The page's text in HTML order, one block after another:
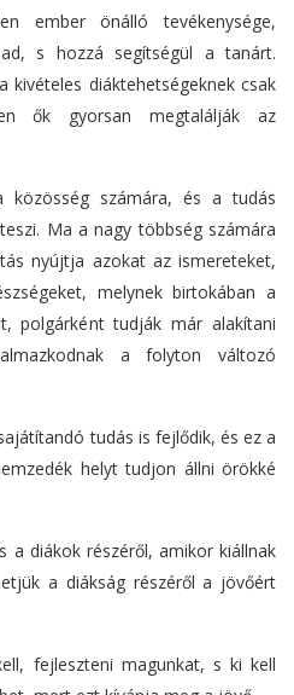
ember önálló tevékenysége,
s hozzá segítségül a tanárt.
kivételes diáktehetségeknek csak
ők gyorsan megtalálják az
számára, és a tudás
Ma a nagy többség számára
nyújtja azokat az ismereteket,
melynek birtokában a
polgárként tudják már alakítani
a folyton változó
tudás is fejlődik, és ez a
helyt tudjon állni örökké
a diákok részéről, amikor kiállnak
a diákság részéről a jövőért
fejleszteni magunkat, s ki kell